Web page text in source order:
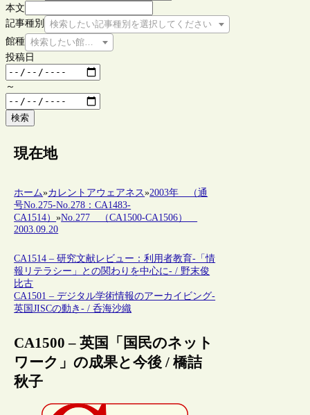
本文
記事種別
検索したい記事種別を選択してください
館種 検索したい館種を選択してください
投稿日
～
検索
現在地
ホーム»カレントアウェアネス»2003年 （通
号No.275-No.278：CA1483-
CA1514）»No.277 （CA1500-CA1506）
2003.09.20
CA1514 – 研究文献レビュー：利用者教育-「情
報リテラシー」との関わりを中心に- / 野末俊
比古
CA1501 – デジタル学術情報のアーカイビング-
英国JISCの動き- / 呑海沙織
CA1500 – 英国「国民のネット
ワーク」の成果と今後 / 橋詰
秋子